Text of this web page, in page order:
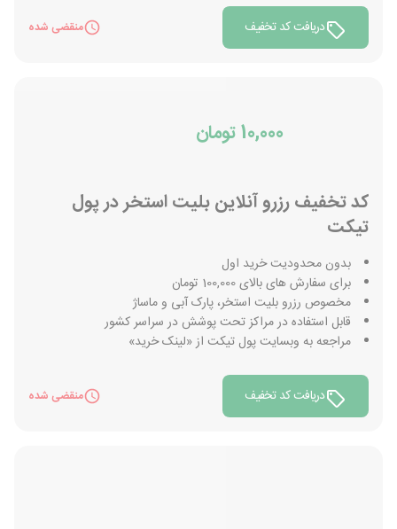
دریافت کد تخفیف منقضی شده
10,000 تومان
کد تخفیف رزرو آنلاین بلیت استخر در پول
تیکت
بدون محدودیت خرید اول
برای سفارش های بالای 100,000 تومان
مخصوص رزرو بلیت استخر، پارک آبی و ماساژ
قابل استفاده در مراکز تحت پوشش در سراسر کشور
مراجعه به وبسایت پول تیکت از «لینک خرید»
دریافت کد تخفیف منقضی شده